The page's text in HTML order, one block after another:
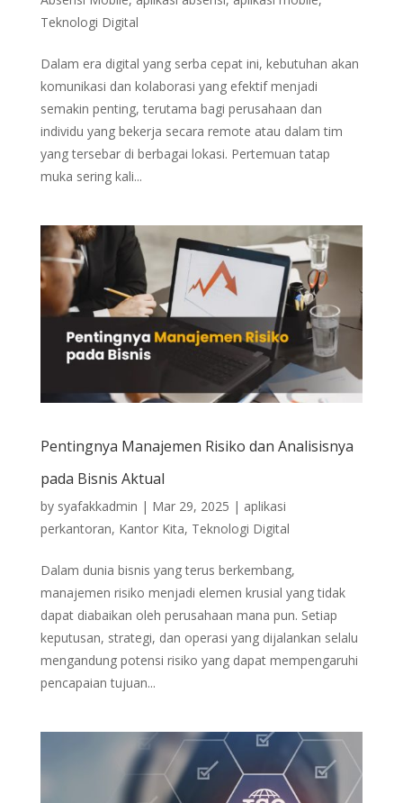
Teknologi Digital
Dalam era digital yang serba cepat ini, kebutuhan akan
komunikasi dan kolaborasi yang efektif menjadi
semakin penting, terutama bagi perusahaan dan
individu yang bekerja secara remote atau dalam tim
yang tersebar di berbagai lokasi. Pertemuan tatap
muka sering kali...
Pentingnya Manajemen Risiko dan Analisisnya
pada Bisnis Aktual
by syafakkadmin | Mar 29, 2025 | aplikasi
perkantoran, Kantor Kita, Teknologi Digital
Dalam dunia bisnis yang terus berkembang,
manajemen risiko menjadi elemen krusial yang tidak
dapat diabaikan oleh perusahaan mana pun. Setiap
keputusan, strategi, dan operasi yang dijalankan selalu
mengandung potensi risiko yang dapat mempengaruhi
pencapaian tujuan...